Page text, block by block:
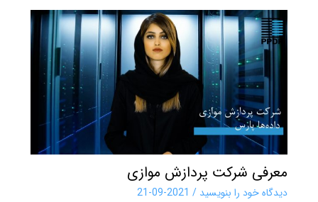
معرفی شرکت پردازش موازی
دیدگاه‌ خود را بنویسید /
2021-09-21